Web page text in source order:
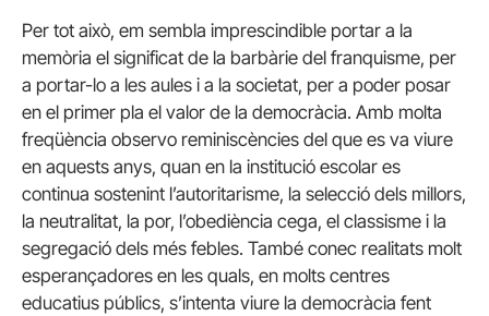
Per tot això, em sembla imprescindible portar a la
memòria el significat de la barbàrie del franquisme, per
a portar-lo a les aules i a la societat, per a poder posar
en el primer pla el valor de la democràcia. Amb molta
freqüència observo reminiscències del que es va viure
en aquests anys, quan en la institució escolar es
continua sostenint l’autoritarisme, la selecció dels millors,
la neutralitat, la por, l’obediència cega, el classisme i la
segregació dels més febles. També conec realitats molt
esperançadores en les quals, en molts centres
educatius públics, s’intenta viure la democràcia fent